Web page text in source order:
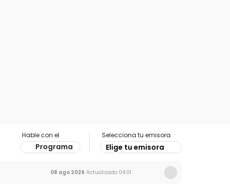
Hable con el
Programa
Selecciona tu emisora
Elige tu emisora
08 ago 2026 Actualizado 04:01